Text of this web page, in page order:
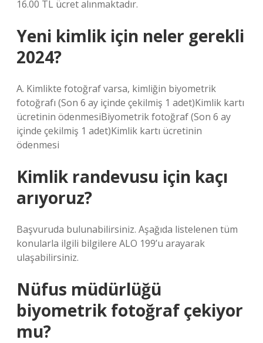
16.00 TL ücret alınmaktadır.
Yeni kimlik için neler gerekli
2024?
A. Kimlikte fotoğraf varsa, kimliğin biyometrik
fotoğrafı (Son 6 ay içinde çekilmiş 1 adet)Kimlik kartı
ücretinin ödenmesiBiyometrik fotoğraf (Son 6 ay
içinde çekilmiş 1 adet)Kimlik kartı ücretinin
ödenmesi
Kimlik randevusu için kaçı
arıyoruz?
Başvuruda bulunabilirsiniz. Aşağıda listelenen tüm
konularla ilgili bilgilere ALO 199’u arayarak
ulaşabilirsiniz.
Nüfus müdürlüğü
biyometrik fotoğraf çekiyor
mu?